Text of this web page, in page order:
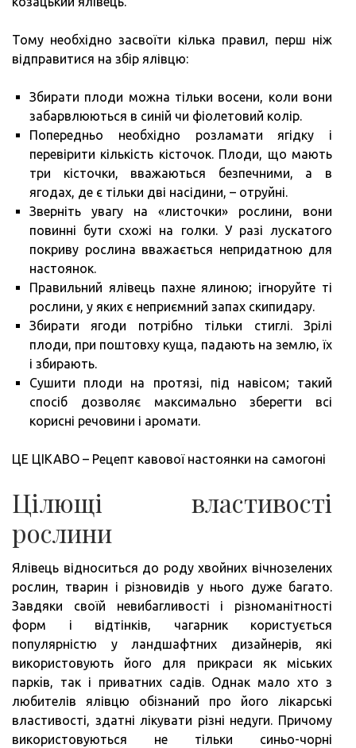
Тому необхідно засвоїти кілька правил, перш ніж
відправитися на збір ялівцю:
Збирати плоди можна тільки восени, коли вони
забарвлюються в синій чи фіолетовий колір.
Попередньо необхідно розламати ягідку і
перевірити кількість кісточок. Плоди, що мають
три кісточки, вважаються безпечними, а в
ягодах, де є тільки дві насідини, – отруйні.
Зверніть увагу на «листочки» рослини, вони
повинні бути схожі на голки. У разі лускатого
покриву рослина вважається непридатною для
настоянок.
Правильний ялівець пахне ялиною; ігноруйте ті
рослини, у яких є неприємний запах скипидару.
Збирати ягоди потрібно тільки стиглі. Зрілі
плоди, при поштовху куща, падають на землю, їх
і збирають.
Сушити плоди на протязі, під навісом; такий
спосіб дозволяє максимально зберегти всі
корисні речовини і аромати.
ЦЕ ЦІКАВО – Рецепт кавової настоянки на самогоні
Цілющі властивості
рослини
Ялівець відноситься до роду хвойних вічнозелених
рослин, тварин і різновидів у нього дуже багато.
Завдяки своїй невибагливості і різноманітності
форм і відтінків, чагарник користується
популярністю у ландшафтних дизайнерів, які
використовують його для прикраси як міських
паркiв, так і приватних садів. Однак мало хто з
любителів ялівцю обізнаний про його лікарські
властивості, здатні лікувати різні недуги. Причому
використовуються не тільки синьо-чорні